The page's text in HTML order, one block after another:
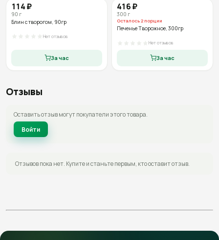
114₽
90 г
Блин с творогом, 90гр
Нет отзывов
За час
416₽
300 г
Осталось2порции
Печенье Творожное, 300гр
Нет отзывов
За час
Отзывы
Оставить отзыв могут покупатели этого товара.
Войти
Отзывов пока нет. Купите и станьте первым, кто оставит отзыв.